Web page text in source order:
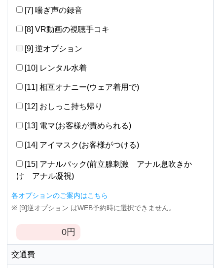
[7] 喘ぎ声の録音
[8] VR動画の視聴手コキ
[9] 逆オプション
[10] レンタル水着
[11] 相互オナニー(ウェア着用で)
[12] おしっこ持ち帰り
[13] 電マ(お客様が責められる)
[14] アイマスク(お客様がつける)
[15] アナルパック(前立腺刺激 アナル息吹きか
け アナル凝視)
各オプションのご案内はこちら
※ [9]逆オプション はWEB予約時に選択できません。
0円
交通費